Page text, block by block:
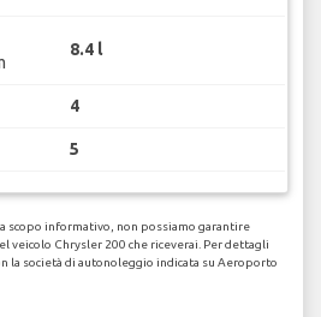
8.4 l
4
5
scopo informativo, non possiamo garantire
veicolo Chrysler 200 che riceverai. Per dettagli
la società di autonoleggio indicata su Aeroporto